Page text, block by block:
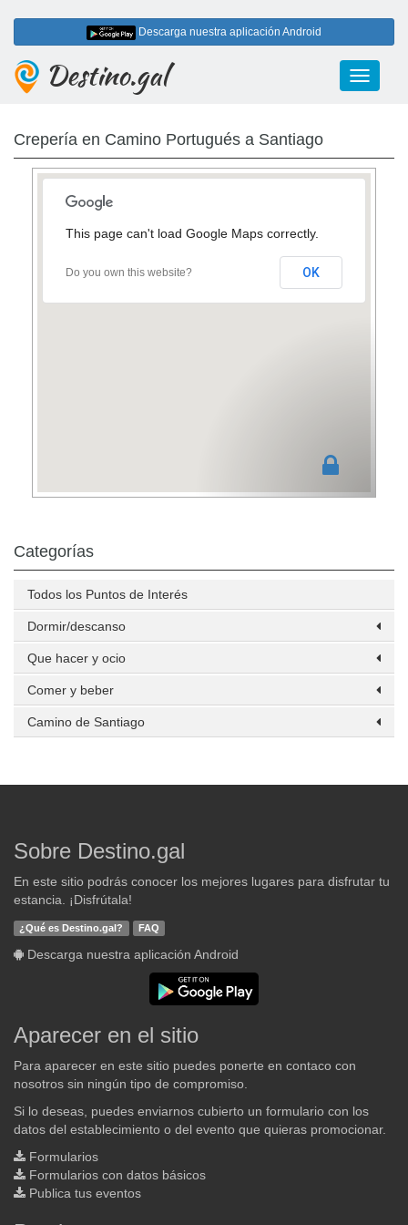
Descarga nuestra aplicación Android
Toggle
Destino.gal
Crepería en Camino Portugués a Santiago
This page can't load Google Maps correctly.
Do you own this website? OK
Categorías
Todos los Puntos de Interés
Dormir/descanso
Que hacer y ocio
Comer y beber
Camino de Santiago
Sobre Destino.gal
En este sitio podrás conocer los mejores lugares para disfrutar tu
estancia. ¡Disfrútala!
¿Qué es Destino.gal? FAQ
Descarga nuestra aplicación Android
Aparecer en el sitio
Para aparecer en este sitio puedes ponerte en contaco con
nosotros sin ningún tipo de compromiso.
Si lo deseas, puedes enviarnos cubierto un formulario con los
datos del establecimiento o del evento que quieras promocionar.
Formularios
Formularios con datos básicos
Publica tus eventos